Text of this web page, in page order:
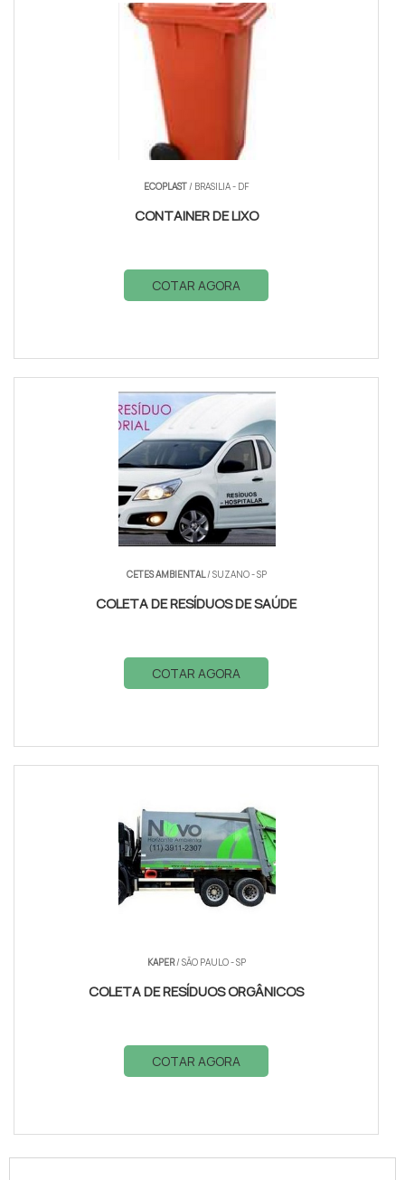
ECOPLAST / BRASILIA - DF
CONTAINER DE LIXO
COTAR AGORA
CETES AMBIENTAL/ SUZANO - SP
COLETA DE RESÍDUOS DE SAÚDE
COTAR AGORA
KAPER/ SÃO PAULO - SP
COLETA DE RESÍDUOS ORGÂNICOS
COTAR AGORA